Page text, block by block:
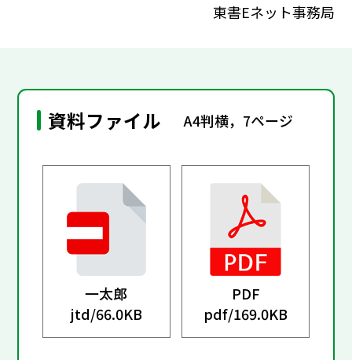
東書Eネット事務局
資料ファイル A4判横，7ページ
一太郎
jtd/66.0KB
PDF
pdf/169.0KB